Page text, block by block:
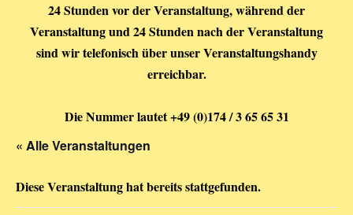
24 Stunden vor der Veranstaltung, während der
Veranstaltung und 24 Stunden nach der Veranstaltung
sind wir telefonisch über unser Veranstaltungshandy
erreichbar.
Die Nummer lautet +49 (0)174 / 3 65 65 31
« Alle Veranstaltungen
Diese Veranstaltung hat bereits stattgefunden.